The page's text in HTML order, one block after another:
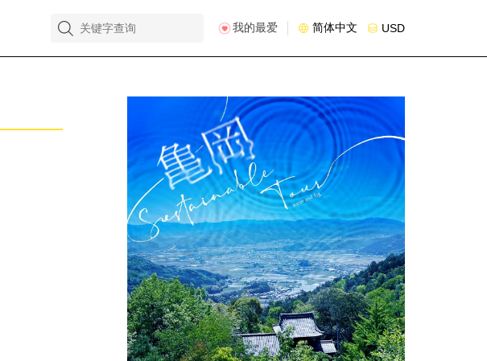
我的最爱 简体中文 USD